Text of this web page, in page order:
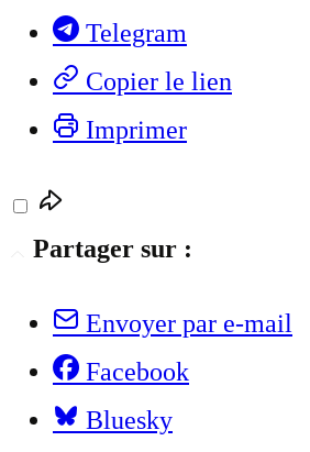
Telegram
Copier le lien
Imprimer
Partager sur :
Envoyer par e-mail
Facebook
Bluesky